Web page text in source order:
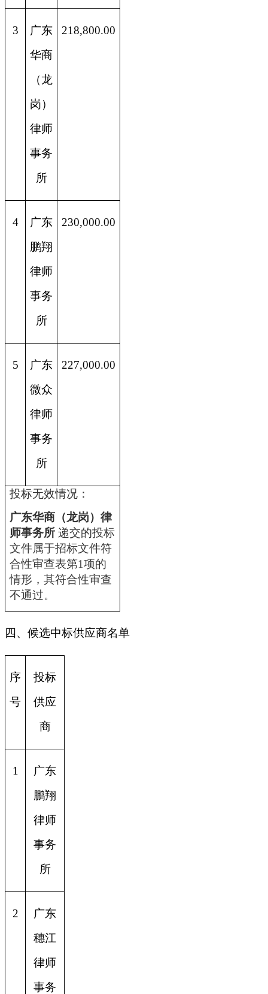
3
广东
华商
（龙
岗）
律师
事务
所
218,800.00
4
广东
鹏翔
律师
事务
所
230,000.00
5
广东
微众
律师
事务
所
227,000.00
投标无效情况：
广东华商（龙岗）律
师事务所 递交的投标
文件属于招标文件符
合性审查表第1项的
情形，其符合性审查
不通过。
四、候选中标供应商名单
序
号
投标
供应
商
1
广东
鹏翔
律师
事务
所
2
广东
穗江
律师
事务